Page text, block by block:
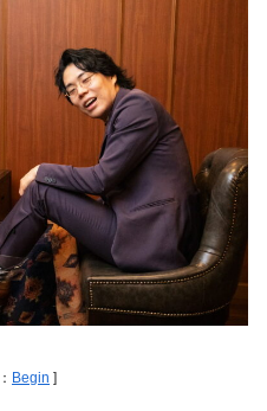
Begin ]